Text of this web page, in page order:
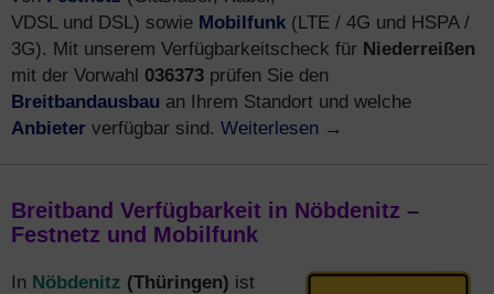
VDSL und DSL) sowie Mobilfunk (LTE / 4G und HSPA /
3G). Mit unserem Verfügbarkeitscheck für Niederreißen
mit der Vorwahl 036373 prüfen Sie den
Breitbandausbau an Ihrem Standort und welche
Anbieter verfügbar sind. Weiterlesen →
Breitband Verfügbarkeit in Nöbdenitz –
Festnetz und Mobilfunk
In Nöbdenitz (Thüringen) ist